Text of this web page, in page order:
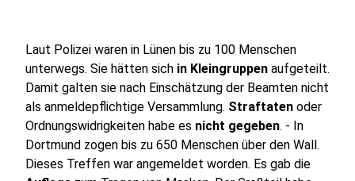
Laut Polizei waren in Lünen bis zu 100 Menschen
unterwegs. Sie hätten sich in Kleingruppen aufgeteilt.
Damit galten sie nach Einschätzung der Beamten nicht
als anmeldepflichtige Versammlung. Straftaten oder
Ordnungswidrigkeiten habe es nicht gegeben. - In
Dortmund zogen bis zu 650 Menschen über den Wall.
Dieses Treffen war angemeldet worden. Es gab die